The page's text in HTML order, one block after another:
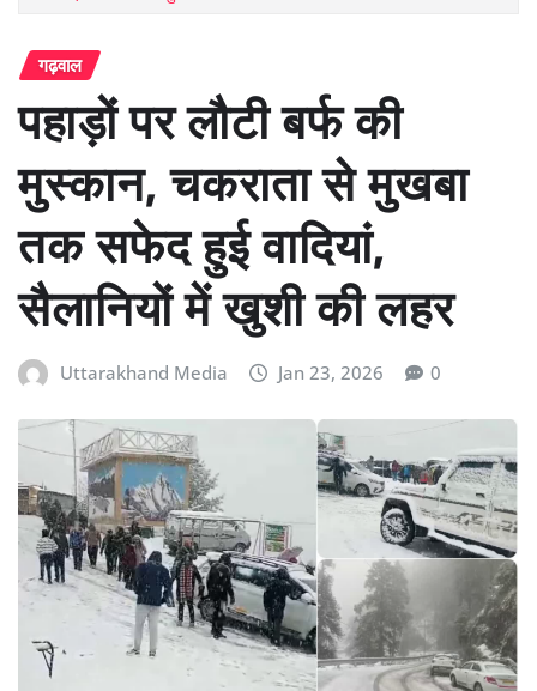
गढ़वाल
पहाड़ों पर लौटी बर्फ की
मुस्कान, चकराता से मुखबा
तक सफेद हुई वादियां,
सैलानियों में खुशी की लहर
Uttarakhand Media Jan 23, 2026 0